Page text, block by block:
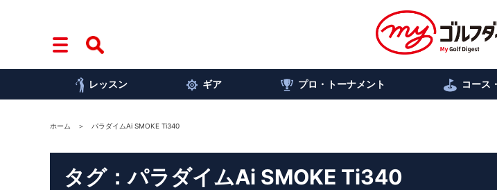
レッスン ギア プロ・トーナメント コース
ホーム パラダイムAi SMOKE Ti340
タグ：パラダイムAi SMOKE Ti340